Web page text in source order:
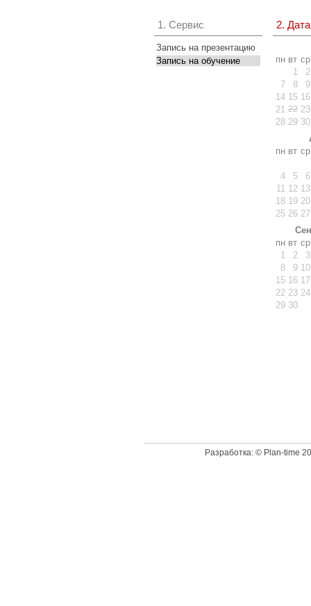
1. Сервис 2. Дата
Запись на презентацию
Запись на обучение
пн вт ср
1
2
7
8
9
14 15 16
21 22 23
28 29 30
пн вт ср
4 5
6
11 12 13
18 19 20
25 26 27
пн вт ср
1
2
3
8
9 10
15 16 17
22 23 24
29 30
Разработка: © Plan-time